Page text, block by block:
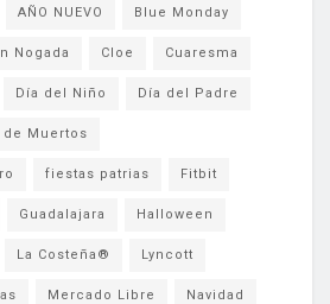
AÑO NUEVO Blue Monday
Nogada Cloe Cuaresma
Día del Niño Día del Padre
de Muertos
fiestas patrias Fitbit
Guadalajara Halloween
La Costeña® Lyncott
Mercado Libre Navidad